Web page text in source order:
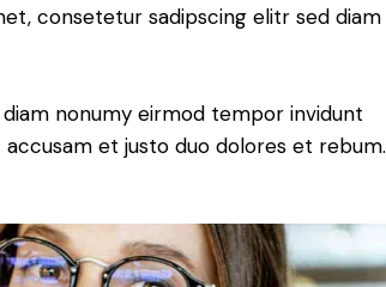
consetetur sadipscing elitr sed diam
nonumy eirmod tempor invidunt
et justo duo dolores et rebum.